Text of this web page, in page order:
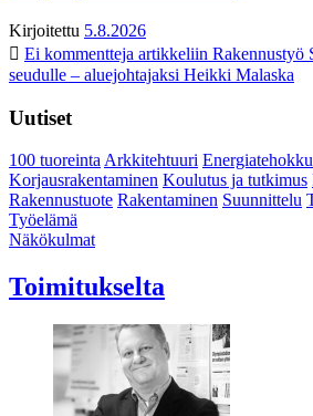
Kirjoitettu 5.8.2026
Ei kommentteja artikkeliin Rakennustyö
seudulle – aluejohtajaksi Heikki Malaska
Uutiset
100 tuoreintaArkkitehtuuri
Korjausrakentaminen Koulutus ja tutkimus
Rakennustuote Rakentaminen Suunnittelu
Työelämä
Näkökulmat
Toimitukselta